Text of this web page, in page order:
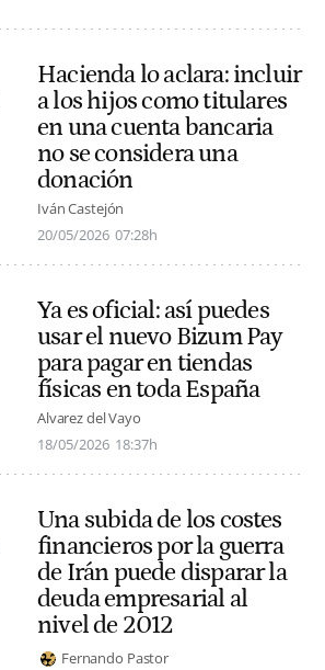
Hacienda lo aclara: incluir
a los hijos como titulares
en una cuenta bancaria
no se considera una
donación
Iván Castejón
20/05/2026 07:28h
Ya es oficial: así puedes
usar el nuevo Bizum Pay
para pagar en tiendas
físicas en toda España
Alvarez del Vayo
18/05/2026 18:37h
Una subida de los costes
financieros por la guerra
de Irán puede disparar la
deuda empresarial al
nivel de 2012
Fernando Pastor